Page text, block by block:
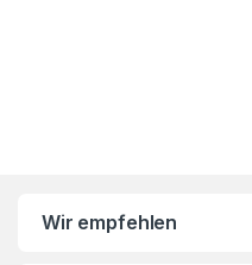
Wir empfehlen